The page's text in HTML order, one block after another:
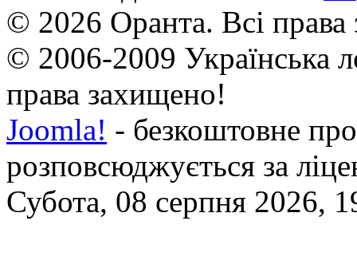
© 2026 Оранта. Всі
© 2006-2009 Українська
права захищено!
Joomla! - безкоштовне
розповсюджується за
Субота, 08 серпня 2026,